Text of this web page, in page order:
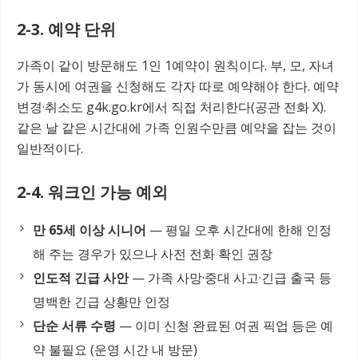
2-3. 예약 단위
가족이 같이 방문해도 1인 1예약이 원칙이다. 부, 모, 자녀
가 동시에 여권을 신청해도 각자 따로 예약해야 한다. 예약
변경·취소도 g4k.go.kr에서 직접 처리한다(공관 전화 X).
같은 날 같은 시간대에 가족 인원수만큼 예약을 잡는 것이
일반적이다.
2-4. 워크인 가능 예외
만 65세 이상 시니어 — 평일 오후 시간대에 한해 인정
해 주는 경우가 있으나 사전 전화 확인 권장
인도적 긴급 사안— 가족 사망·중대 사고·긴급 출국 등
명백한 긴급 상황만 인정
단순 서류 수령 — 이미 신청 완료된 여권 픽업 등은 예
약 불필요 (운영 시간 내 방문)